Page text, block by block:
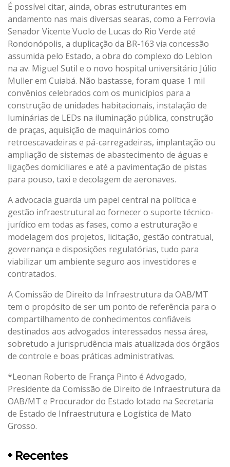
É possível citar, ainda, obras estruturantes em
andamento nas mais diversas searas, como a Ferrovia
Senador Vicente Vuolo de Lucas do Rio Verde até
Rondonópolis, a duplicação da BR-163 via concessão
assumida pelo Estado, a obra do complexo do Leblon
na av. Miguel Sutil e o novo hospital universitário Júlio
Muller em Cuiabá. Não bastasse, foram quase 1 mil
convênios celebrados com os municípios para a
construção de unidades habitacionais, instalação de
luminárias de LEDs na iluminação pública, construção
de praças, aquisição de maquinários como
retroescavadeiras e pá-carregadeiras, implantação ou
ampliação de sistemas de abastecimento de águas e
ligações domiciliares e até a pavimentação de pistas
para pouso, taxi e decolagem de aeronaves.
A advocacia guarda um papel central na política e
gestão infraestrutural ao fornecer o suporte técnico-
jurídico em todas as fases, como a estruturação e
modelagem dos projetos, licitação, gestão contratual,
governança e disposições regulatórias, tudo para
viabilizar um ambiente seguro aos investidores e
contratados.
A Comissão de Direito da Infraestrutura da OAB/MT
tem o propósito de ser um ponto de referência para o
compartilhamento de conhecimentos confiáveis
destinados aos advogados interessados nessa área,
sobretudo a jurisprudência mais atualizada dos órgãos
de controle e boas práticas administrativas.
*Leonan Roberto de França Pinto é Advogado,
Presidente da Comissão de Direito de Infraestrutura da
OAB/MT e Procurador do Estado lotado na Secretaria
de Estado de Infraestrutura e Logística de Mato
Grosso.
+ Recentes